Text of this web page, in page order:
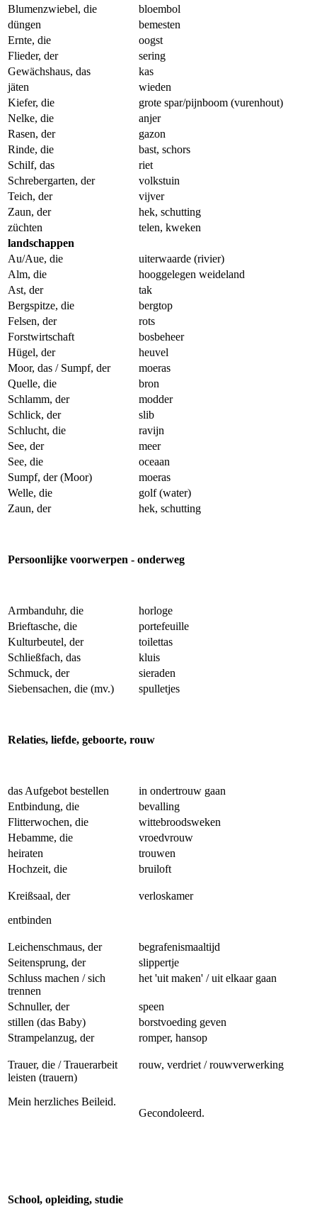
Blumenzwiebel, die
bloembol
düngen
bemesten
Ernte, die
oogst
Flieder, der
sering
Gewächshaus, das
kas
jäten
wieden
Kiefer, die
grote spar/pijnboom (vurenhout)
Nelke, die
anjer
Rasen, der
gazon
Rinde, die
bast, schors
Schilf, das
riet
Schrebergarten, der
volkstuin
Teich, der
vijver
Zaun, der
hek, schutting
züchten
telen, kweken
landschappen
Au/Aue, die
uiterwaarde (rivier)
Alm, die
hooggelegen weideland
Ast, der
tak
Bergspitze, die
bergtop
Felsen, der
rots
Forstwirtschaft
bosbeheer
Hügel, der
heuvel
Moor, das / Sumpf, der
moeras
Quelle, die
bron
Schlamm, der
modder
Schlick, der
slib
Schlucht, die
ravijn
See, der
meer
See, die
oceaan
Sumpf, der (Moor)
moeras
Welle, die
golf (water)
Zaun, der
hek, schutting
Persoonlijke voorwerpen - onderweg
Armbanduhr, die
horloge
Brieftasche, die
portefeuille
Kulturbeutel, der
toilettas
Schließfach, das
kluis
Schmuck, der
sieraden
Siebensachen, die (mv.)
spulletjes
Relaties, liefde, geboorte, rouw
das Aufgebot bestellen
in ondertrouw gaan
Entbindung, die
bevalling
Flitterwochen, die
wittebroodsweken
Hebamme, die
vroedvrouw
heiraten
trouwen
Hochzeit, die
bruiloft
Kreißsaal, der
entbinden
verloskamer
Leichenschmaus, der
begrafenismaaltijd
Seitensprung, der
slippertje
Schluss machen / sich
trennen
het 'uit maken' / uit elkaar gaan
Schnuller, der
speen
stillen (das Baby)
borstvoeding geven
Strampelanzug, der
romper, hansop
Trauer, die / Trauerarbeit
leisten (trauern)
Mein herzliches Beileid.
rouw, verdriet / rouwverwerking
Gecondoleerd.
School, opleiding, studie